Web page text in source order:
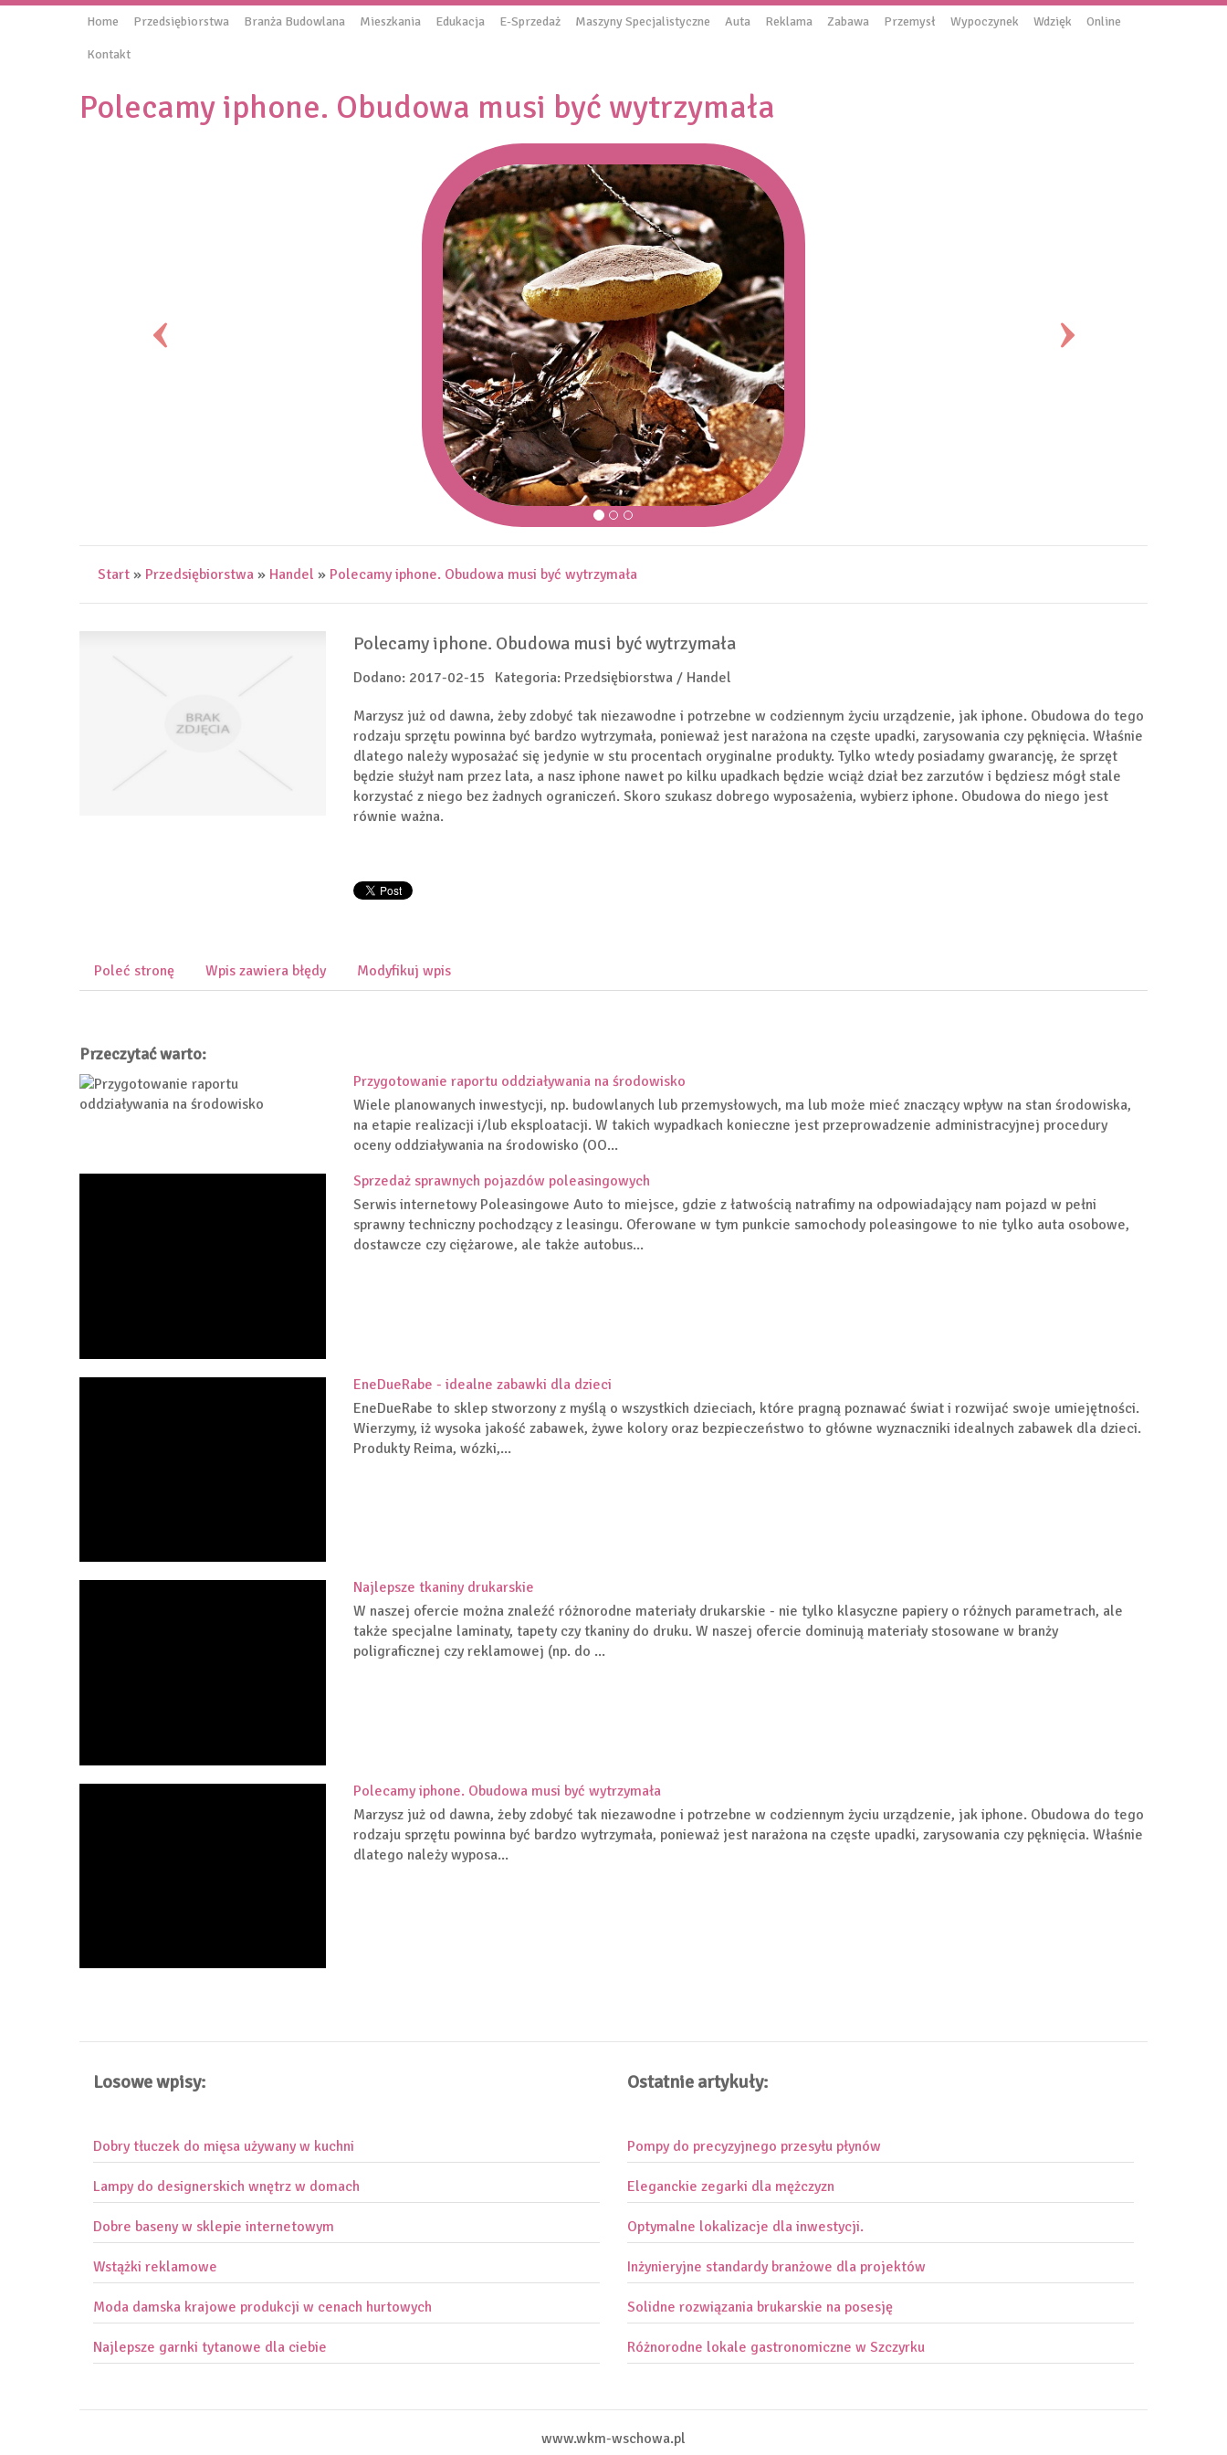
Home Przedsiębiorstwa Branża Budowlana Mieszkania Edukacja E-Sprzedaż Maszyny Specjalistyczne Auta Reklama Zabawa Przemysł Wypoczynek Wdzięk Online
Kontakt
Polecamy iphone. Obudowa musi być wytrzymała
Start » Przedsiębiorstwa » Handel » Polecamy iphone. Obudowa musi być wytrzymała
Polecamy iphone. Obudowa musi być wytrzymała
Dodano: 2017-02-15 Kategoria: Przedsiębiorstwa / Handel
Marzysz już od dawna, żeby zdobyć tak niezawodne i potrzebne w codziennym życiu urządzenie, jak iphone. Obudowa do tego
rodzaju sprzętu powinna być bardzo wytrzymała, ponieważ jest narażona na częste upadki, zarysowania czy pęknięcia. Właśnie
dlatego należy wyposażać się jedynie w stu procentach oryginalne produkty. Tylko wtedy posiadamy gwarancję, że sprzęt
będzie służył nam przez lata, a nasz iphone nawet po kilku upadkach będzie wciąż dział bez zarzutów i będziesz mógł stale
korzystać z niego bez żadnych ograniczeń. Skoro szukasz dobrego wyposażenia, wybierz iphone. Obudowa do niego jest
równie ważna.
Poleć stronę Wpis zawiera błędy Modyfikuj wpis
Przeczytać warto:
Przygotowanie raportu oddziaływania na środowisko
Wiele planowanych inwestycji, np. budowlanych lub przemysłowych, ma lub może mieć znaczący wpływ na stan środowiska,
na etapie realizacji i/lub eksploatacji. W takich wypadkach konieczne jest przeprowadzenie administracyjnej procedury
oceny oddziaływania na środowisko (OO...
Sprzedaż sprawnych pojazdów poleasingowych
Serwis internetowy Poleasingowe Auto to miejsce, gdzie z łatwością natrafimy na odpowiadający nam pojazd w pełni
sprawny techniczny pochodzący z leasingu. Oferowane w tym punkcie samochody poleasingowe to nie tylko auta osobowe,
dostawcze czy ciężarowe, ale także autobus...
EneDueRabe - idealne zabawki dla dzieci
EneDueRabe to sklep stworzony z myślą o wszystkich dzieciach, które pragną poznawać świat i rozwijać swoje umiejętności.
Wierzymy, iż wysoka jakość zabawek, żywe kolory oraz bezpieczeństwo to główne wyznaczniki idealnych zabawek dla dzieci.
Produkty Reima, wózki,...
Najlepsze tkaniny drukarskie
W naszej ofercie można znaleźć różnorodne materiały drukarskie - nie tylko klasyczne papiery o różnych parametrach, ale
także specjalne laminaty, tapety czy tkaniny do druku. W naszej ofercie dominują materiały stosowane w branży
poligraficznej czy reklamowej (np. do ...
Polecamy iphone. Obudowa musi być wytrzymała
Marzysz już od dawna, żeby zdobyć tak niezawodne i potrzebne w codziennym życiu urządzenie, jak iphone. Obudowa do tego
rodzaju sprzętu powinna być bardzo wytrzymała, ponieważ jest narażona na częste upadki, zarysowania czy pęknięcia. Właśnie
dlatego należy wyposa...
Losowe wpisy:
Dobry tłuczek do mięsa używany w kuchni
Lampy do designerskich wnętrz w domach
Dobre baseny w sklepie internetowym
Wstążki reklamowe
Moda damska krajowe produkcji w cenach hurtowych
Najlepsze garnki tytanowe dla ciebie
Ostatnie artykuły:
Pompy do precyzyjnego przesyłu płynów
Eleganckie zegarki dla mężczyzn
Optymalne lokalizacje dla inwestycji.
Inżynieryjne standardy branżowe dla projektów
Solidne rozwiązania brukarskie na posesję
Różnorodne lokale gastronomiczne w Szczyrku
www.wkm-wschowa.pl